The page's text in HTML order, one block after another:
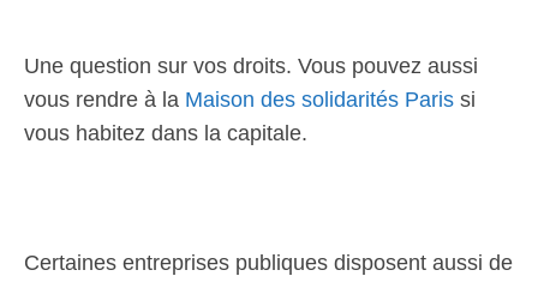
Une question sur vos droits. Vous pouvez aussi
vous rendre à la Maison des solidarités Paris si
vous habitez dans la capitale.
Certaines entreprises publiques disposent aussi de